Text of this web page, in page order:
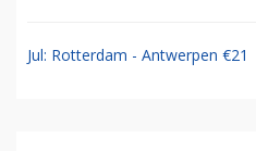
Jul: Rotterdam - Antwerpen €21